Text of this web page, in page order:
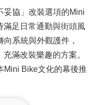
妥協」改裝選項的Mini
滿足日常通勤與街頭風
系統與外觀護件，
滿改裝樂趣的方案。
Mini Bike文化的幕後推